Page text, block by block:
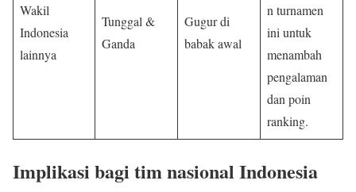
Wakil
Indonesia
lainnya
Tunggal &
Ganda
Gugur di
babak awal
n turnamen
ini untuk
menambah
pengalaman
dan poin
ranking.
Implikasi bagi tim nasional Indonesia